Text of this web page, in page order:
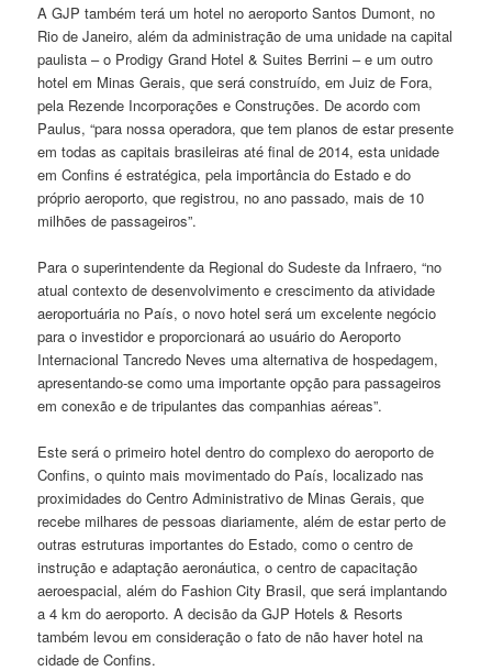
A GJP também terá um hotel no aeroporto Santos Dumont, no
Rio de Janeiro, além da administração de uma unidade na capital
paulista – o Prodigy Grand Hotel & Suites Berrini – e um outro
hotel em Minas Gerais, que será construído, em Juiz de Fora,
pela Rezende Incorporações e Construções. De acordo com
Paulus, “para nossa operadora, que tem planos de estar presente
em todas as capitais brasileiras até final de 2014, esta unidade
em Confins é estratégica, pela importância do Estado e do
próprio aeroporto, que registrou, no ano passado, mais de 10
milhões de passageiros”.
Para o superintendente da Regional do Sudeste da Infraero, “no
atual contexto de desenvolvimento e crescimento da atividade
aeroportuária no País, o novo hotel será um excelente negócio
para o investidor e proporcionará ao usuário do Aeroporto
Internacional Tancredo Neves uma alternativa de hospedagem,
apresentando-se como uma importante opção para passageiros
em conexão e de tripulantes das companhias aéreas”.
Este será o primeiro hotel dentro do complexo do aeroporto de
Confins, o quinto mais movimentado do País, localizado nas
proximidades do Centro Administrativo de Minas Gerais, que
recebe milhares de pessoas diariamente, além de estar perto de
outras estruturas importantes do Estado, como o centro de
instrução e adaptação aeronáutica, o centro de capacitação
aeroespacial, além do Fashion City Brasil, que será implantando
a 4 km do aeroporto. A decisão da GJP Hotels & Resorts
também levou em consideração o fato de não haver hotel na
cidade de Confins.